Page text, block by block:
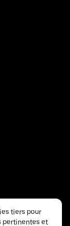
tiers pour
pertinentes et